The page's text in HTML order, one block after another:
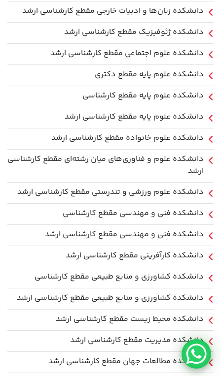
دانشکده زبان‌ها و ادبیات خارجی مقطع کارشناسی ارشد
دانشکده ژئوفیزیک مقطع کارشناسی ارشد
دانشکده علوم اجتماعی مقطع کارشناسی ارشد
دانشکده علوم پایه مقطع دکتری
دانشکده علوم پایه مقطع کارشناسی
دانشکده علوم پایه مقطع کارشناسی ارشد
دانشکده علوم خانواده مقطع کارشناسی ارشد
دانشکده علوم و فناوری‌های میان رشته‌ای مقطع کارشناسی
ارشد
دانشکده علوم ورزشی و تندرستی مقطع کارشناسی ارشد
دانشکده فنی و مهندسی مقطع کارشناسی
دانشکده فنی و مهندسی مقطع کارشناسی ارشد
دانشکده کارآفرینی مقطع کارشناسی ارشد
دانشکده کشاورزی و منابع طبیعی مقطع کارشناسی
دانشکده کشاورزی و منابع طبیعی مقطع کارشناسی ارشد
دانشکده محیط زیست مقطع کارشناسی ارشد
دانشکده مدیریت مقطع کارشناسی ارشد
دانشکده مطالعات جهان مقطع کارشناسی ارشد